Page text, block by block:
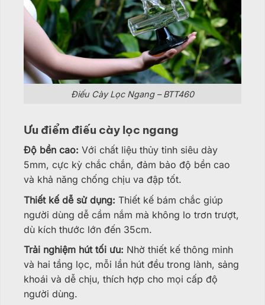
Điếu Cày Lọc Ngang – BTT460
Ưu điểm điếu cày lọc ngang
Độ bền cao: Với chất liệu thủy tinh siêu dày
5mm, cực kỳ chắc chắn, đảm bảo độ bền cao
và khả năng chống chịu va đập tốt.
Thiết kế dễ sử dụng: Thiết kế bám chắc giúp
người dùng dễ cầm nắm mà không lo trơn trượt,
dù kích thước lớn đến 35cm.
Trải nghiệm hút tối ưu: Nhờ thiết kế thông minh
và hai tầng lọc, mỗi lần hút đều trong lành, sảng
khoái và dễ chịu, thích hợp cho mọi cấp độ
người dùng.